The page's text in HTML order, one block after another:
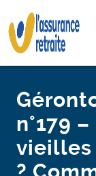
au
contenu
n°179
vieilles